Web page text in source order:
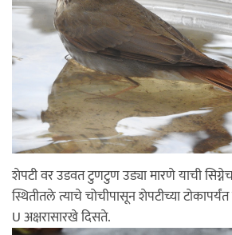
शेपटी वर उडवत टुणटुण उड्या मारणे याची
स्थितीतले त्याचे चोचीपासून शेपटीच्या
U अक्षरासारखे दिसते.